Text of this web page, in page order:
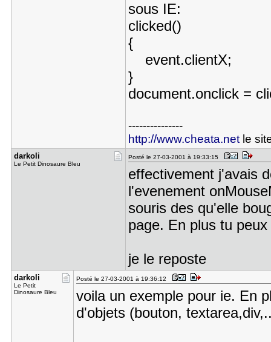
sous IE:
clicked()
{
event.clientX;
}
document.onclick =
---------------
http://www.cheata.netle
darkoli
Le Petit Dinosaure Bleu
Posté le 27-03-2001 à 19:33:15
effectivement j'avais
l'evenement
souris des qu'elle
page. En plus tu
je le reposte
darkoli
Le Petit
Dinosaure Bleu
Posté le 27-03-2001 à 19:36:12
voila un exemple pour ie. En
d'objets (bouton,